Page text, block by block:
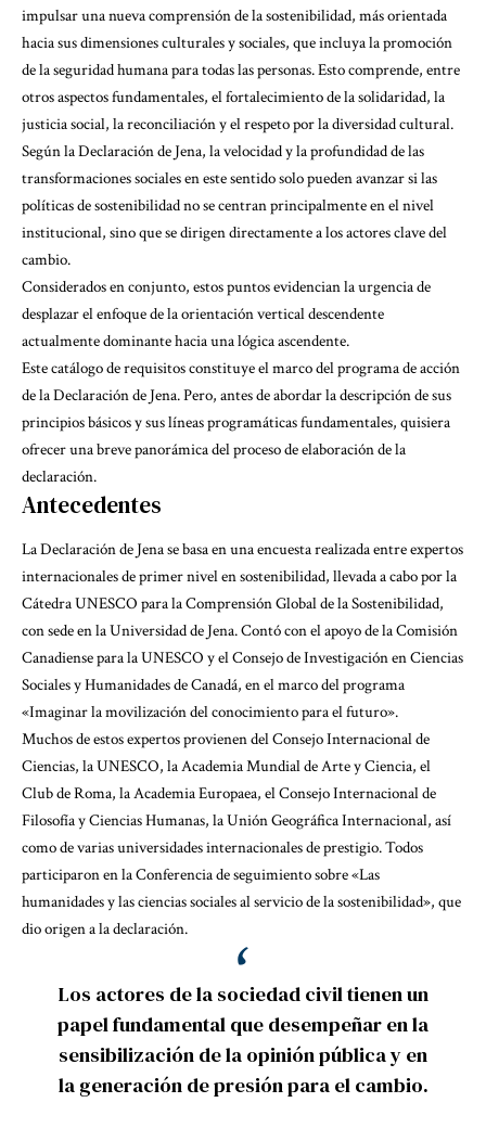
impulsar una nueva comprensión de la sostenibilidad, más orientada
hacia sus dimensiones culturales y sociales, que incluya la promoción
de la seguridad humana para todas las personas. Esto comprende, entre
otros aspectos fundamentales, el fortalecimiento de la solidaridad, la
justicia social, la reconciliación y el respeto por la diversidad cultural.
Según la Declaración de Jena, la velocidad y la profundidad de las
transformaciones sociales en este sentido solo pueden avanzar si las
políticas de sostenibilidad no se centran principalmente en el nivel
institucional, sino que se dirigen directamente a los actores clave del
cambio.
Considerados en conjunto, estos puntos evidencian la urgencia de
desplazar el enfoque de la orientación vertical descendente
actualmente dominante hacia una lógica ascendente.
Este catálogo de requisitos constituye el marco del programa de acción
de la Declaración de Jena. Pero, antes de abordar la descripción de sus
principios básicos y sus líneas programáticas fundamentales, quisiera
ofrecer una breve panorámica del proceso de elaboración de la
declaración.
Antecedentes
La Declaración de Jena se basa en una encuesta realizada entre expertos
internacionales de primer nivel en sostenibilidad, llevada a cabo por la
Cátedra UNESCO para la Comprensión Global de la Sostenibilidad,
con sede en la Universidad de Jena. Contó con el apoyo de la Comisión
Canadiense para la UNESCO y el Consejo de Investigación en Ciencias
Sociales y Humanidades de Canadá, en el marco del programa
«Imaginar la movilización del conocimiento para el futuro».
Muchos de estos expertos provienen del Consejo Internacional de
Ciencias, la UNESCO, la Academia Mundial de Arte y Ciencia, el
Club de Roma, la Academia Europaea, el Consejo Internacional de
Filosofía y Ciencias Humanas, la Unión Geográfica Internacional, así
como de varias universidades internacionales de prestigio. Todos
participaron en la Conferencia de seguimiento sobre «Las
humanidades y las ciencias sociales al servicio de la sostenibilidad», que
dio origen a la declaración.
Los actores de la sociedad civil tienen un
papel fundamental que desempeñar en la
sensibilización de la opinión pública y en
la generación de presión para el cambio.